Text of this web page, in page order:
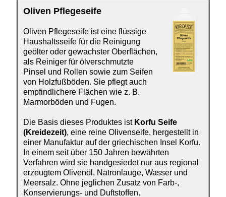
Oliven Pflegeseife
Oliven Pflegeseife ist eine flüssige
Haushaltsseife für die Reinigung
geölter oder gewachster Oberflächen,
als Reiniger für ölverschmutzte
Pinsel und Rollen sowie zum Seifen
von Holzfußböden. Sie pflegt auch
empfindlichere Flächen wie z. B.
Marmorböden und Fugen.
Die Basis dieses Produktes ist Korfu Seife
(Kreidezeit), eine reine Olivenseife, hergestellt in
einer Manufaktur auf der griechischen Insel Korfu.
In einem seit über 150 Jahren bewährten
Verfahren wird sie handgesiedet nur aus regional
erzeugtem Olivenöl, Natronlauge, Wasser und
Meersalz. Ohne jeglichen Zusatz von Farb-,
Konservierungs- und Duftstoffen.